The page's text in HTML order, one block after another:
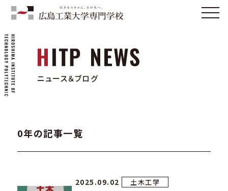
ニュース＆ブログ
0年の記事一覧
2025.09.02 土木工学